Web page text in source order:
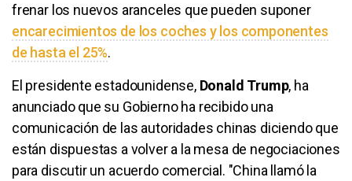
frenar los nuevos aranceles que pueden suponer
encarecimientos de los coches y los componentes
de hasta el 25%.
El presidente estadounidense, Donald Trump, ha
anunciado que su Gobierno ha recibido una
comunicación de las autoridades chinas diciendo que
están dispuestas a volver a la mesa de negociaciones
para discutir un acuerdo comercial. "China llamó la